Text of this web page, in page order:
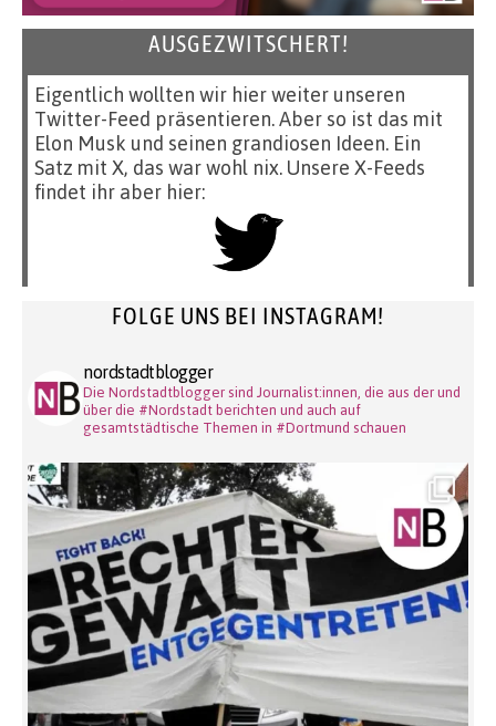
AUSGEZWITSCHERT!
Eigentlich wollten wir hier weiter unseren
Twitter-Feed präsentieren. Aber so ist das mit
Elon Musk und seinen grandiosen Ideen. Ein
Satz mit X, das war wohl nix. Unsere X-Feeds
findet ihr aber hier:
FOLGE UNS BEI INSTAGRAM!
nordstadtblogger
Die Nordstadtblogger sind Journalist:innen, die aus der und
über die #Nordstadt berichten und auch auf
gesamtstädtische Themen in #Dortmund schauen